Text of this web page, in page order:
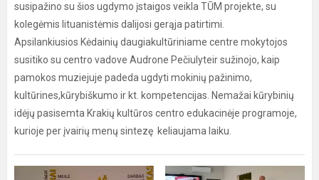
susipažino su šios ugdymo įstaigos veikla TŪM projekte, su
kolegėmis lituanistėmis dalijosi gerąja patirtimi.
Apsilankiusios Kėdainių daugiakultūriniame centre mokytojos
susitiko su centro vadove Audrone Pečiulyteir sužinojo, kaip
pamokos muziejuje padeda ugdyti mokinių pažinimo,
kultūrines,kūrybiškumo ir kt. kompetencijas. Nemažai kūrybinių
idėjų pasisemta Krakių kultūros centro edukacinėje programoje,
kurioje per įvairių menų sintezę keliaujama laiku.